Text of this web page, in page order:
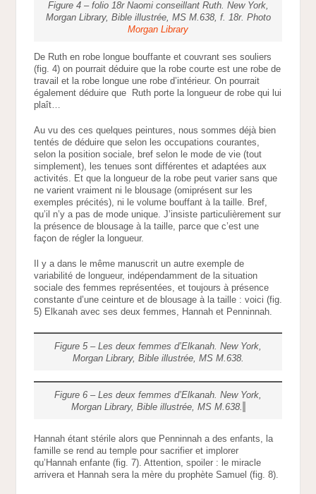
Figure 4 – folio 18r Naomi conseillant Ruth. New York,
Morgan Library, Bible illustrée, MS M.638, f. 18r. Photo
Morgan Library
De Ruth en robe longue bouffante et couvrant ses souliers
(fig. 4) on pourrait déduire que la robe courte est une robe de
travail et la robe longue une robe d’intérieur. On pourrait
également déduire que Ruth porte la longueur de robe qui lui
plaît…
Au vu des ces quelques peintures, nous sommes déjà bien
tentés de déduire que selon les occupations courantes,
selon la position sociale, bref selon le mode de vie (tout
simplement), les tenues sont différentes et adaptées aux
activités. Et que la longueur de la robe peut varier sans que
ne varient vraiment ni le blousage (omiprésent sur les
exemples précités), ni le volume bouffant à la taille. Bref,
qu’il n’y a pas de mode unique. J’insiste particulièrement sur
la présence de blousage à la taille, parce que c’est une
façon de régler la longueur.
Il y a dans le même manuscrit un autre exemple de
variabilité de longueur, indépendamment de la situation
sociale des femmes représentées, et toujours à présence
constante d’une ceinture et de blousage à la taille : voici (fig.
5) Elkanah avec ses deux femmes, Hannah et Penninnah.
Figure 5 – Les deux femmes d’Elkanah. New York,
Morgan Library, Bible illustrée, MS M.638.
Figure 6 – Les deux femmes d’Elkanah. New York,
Morgan Library, Bible illustrée, MS M.638.
Hannah étant stérile alors que Penninnah a des enfants, la
famille se rend au temple pour sacrifier et implorer
qu’Hannah enfante (fig. 7). Attention, spoiler : le miracle
arrivera et Hannah sera la mère du prophète Samuel (fig. 8).